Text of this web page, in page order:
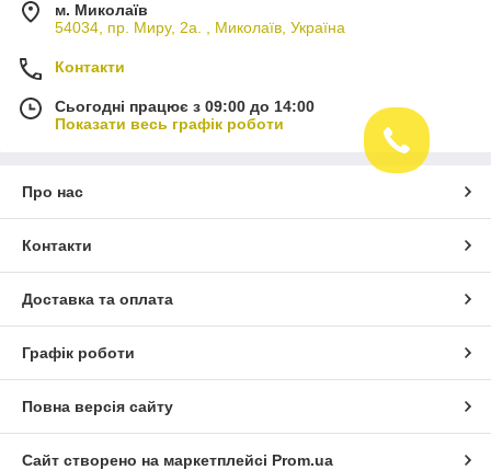
м. Миколаїв
54034, пр. Миру, 2а. , Миколаїв, Україна
Контакти
Сьогодні працює з 09:00 до 14:00
Показати весь графік роботи
Про нас
Контакти
Доставка та оплата
Графік роботи
Повна версія сайту
Сайт створено на маркетплейсі Prom.ua